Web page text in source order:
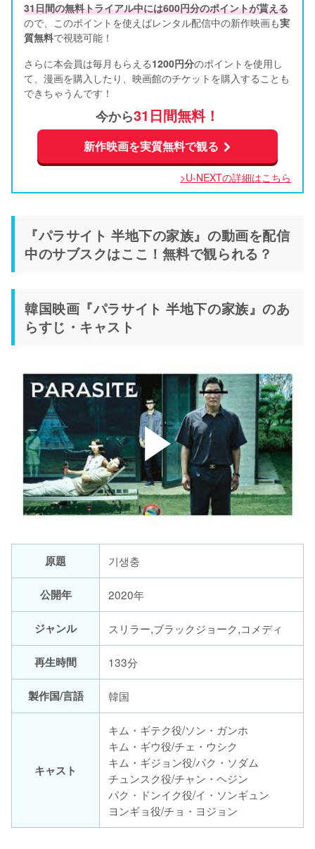
31日間の無料トライアル中には600円分のポイントが貰える
ので、このポイントを使えばレンタル配信中の新作映画も実
質無料で視聴可能！
さらに本会員は毎月もらえる1200円分のポイントを使用し
て、漫画を購入したり、映画館のチケットを購入することも
できちゃうんです！
今から31日間無料！
新作映画を実質無料で観る
>U-NEXTの詳細はこちら
『パラサイト 半地下の家族』の動画を配信
中のサブスクはここ！無料で観られる？
韓国映画『パラサイト 半地下の家族』のあ
らすじ・キャスト
原題 기생충
公開年 2020年
ジャンル スリラー,ブラックジョーク,コメディ
再生時間 133分
製作国/言語 韓国
キャスト
キム・ギテク役/ソン・ガンホ
キム・ギウ役/チェ・ウシク
キム・ギジョン役/パク・ソダム
チュンスク役/チャン・ヘジン
パク・ドンイク役/イ・ソンギュン
ヨンギョ役/チョ・ヨジョン